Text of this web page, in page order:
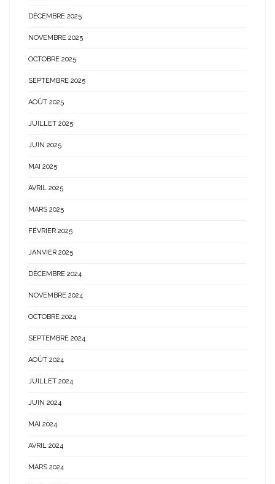
DÉCEMBRE 2025
NOVEMBRE 2025
OCTOBRE 2025
SEPTEMBRE 2025
AOÛT 2025
JUILLET 2025
JUIN 2025
MAI 2025
AVRIL 2025
MARS 2025
FÉVRIER 2025
JANVIER 2025
DÉCEMBRE 2024
NOVEMBRE 2024
OCTOBRE 2024
SEPTEMBRE 2024
AOÛT 2024
JUILLET 2024
JUIN 2024
MAI 2024
AVRIL 2024
MARS 2024